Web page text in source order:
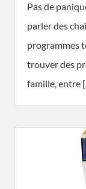
Pas de
parler des
programmes
trouver des
famille, entre